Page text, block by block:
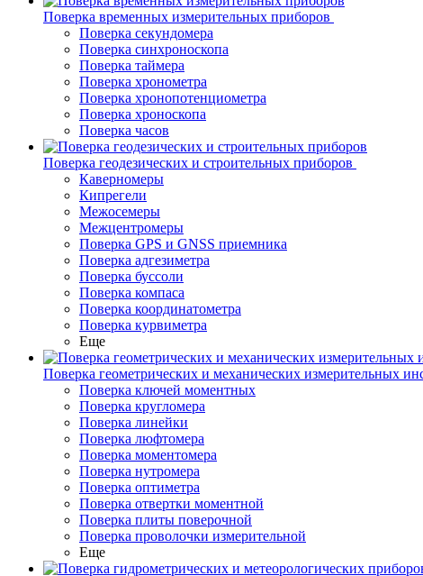
Поверка временных измерительных приборов
Поверка секундомера
Поверка синхроноскопа
Поверка таймера
Поверка хронометра
Поверка хронопотенциометра
Поверка хроноскопа
Поверка часов
Поверка геодезических и строительных приборов
Каверномеры
Кипрегели
Межосемеры
Межцентромеры
Поверка GPS и GNSS приемника
Поверка адгезиметра
Поверка буссоли
Поверка компаса
Поверка координатометра
Поверка курвиметра
Еще
Поверка геометрических и механических измерительных
Поверка ключей моментных
Поверка кругломера
Поверка линейки
Поверка люфтомера
Поверка моментомера
Поверка нутромера
Поверка оптиметра
Поверка отвертки моментной
Поверка плиты поверочной
Поверка проволочки измерительной
Еще